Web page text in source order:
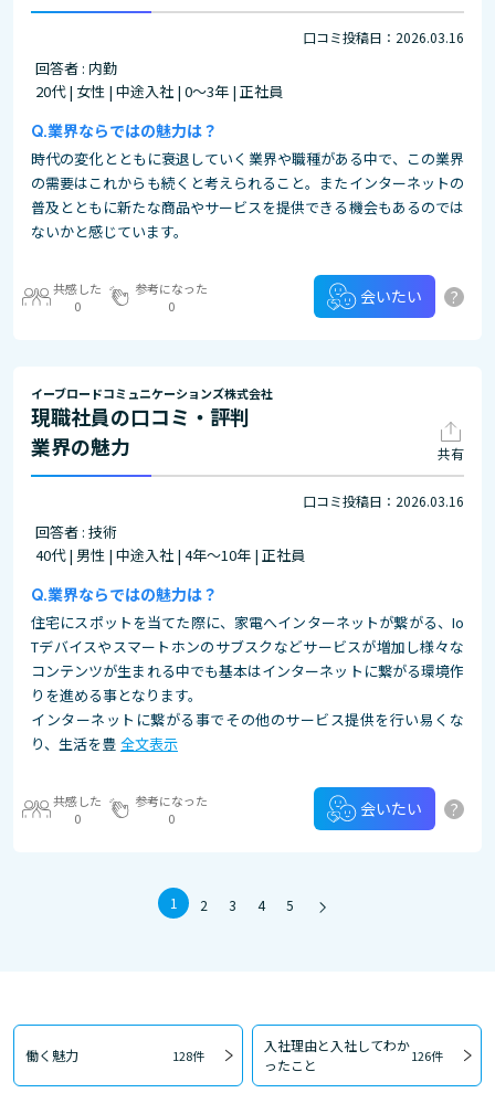
口コミ投稿日：2026.03.16
回答者 : 内勤
20代 | 女性 | 中途入社 | 0～3年 | 正社員
業界ならではの魅力は？
時代の変化とともに衰退していく業界や職種がある中で、この業界
の需要はこれからも続くと考えられること。またインターネットの
普及とともに新たな商品やサービスを提供できる機会もあるのでは
ないかと感じています。
共感した
0
参考になった
0
会いたい ?
イーブロードコミュニケーションズ株式会社
現職社員の口コミ・評判
業界の魅力
共有
口コミ投稿日：2026.03.16
回答者 : 技術
40代 | 男性 | 中途入社 | 4年～10年 | 正社員
業界ならではの魅力は？
住宅にスポットを当てた際に、家電へインターネットが繋がる、Io
Tデバイスやスマートホンのサブスクなどサービスが増加し様々な
コンテンツが生まれる中でも基本はインターネットに繋がる環境作
りを進める事となります。
インターネットに繋がる事でその他のサービス提供を行い易くな
り、生活を豊 全文表示
共感した
0
参考になった
0
会いたい ?
1 2 3 4 5
働く魅力 128件
入社理由と入社してわか
ったこと
126件